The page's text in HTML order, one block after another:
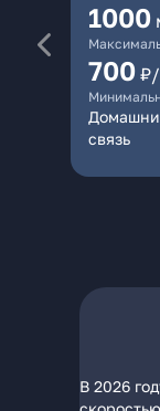
1000
700
связь
В 2026